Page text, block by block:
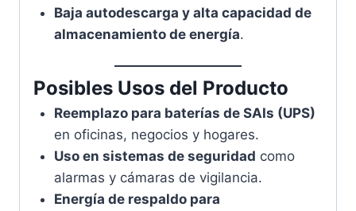
Baja autodescarga y alta capacidad de
almacenamiento de energía.
Posibles Usos del Producto
Reemplazo para baterías de SAIs (UPS)
en oficinas, negocios y hogares.
Uso en sistemas de seguridad como
alarmas y cámaras de vigilancia.
Energía de respaldo para